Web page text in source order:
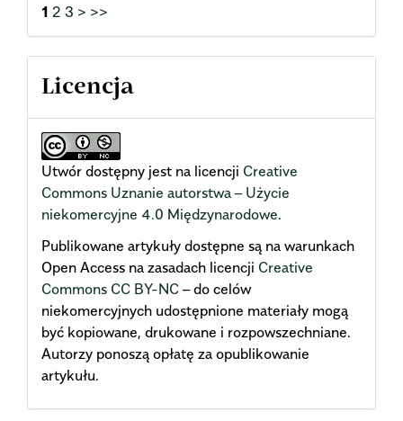
1 2 3 > >>
Licencja
Utwór dostępny jest na licencji Creative
Commons Uznanie autorstwa – Użycie
niekomercyjne 4.0 Międzynarodowe.
Publikowane artykuły dostępne są na warunkach
Open Access na zasadach licencji Creative
Commons CC BY-NC – do celów
niekomercyjnych udostępnione materiały mogą
być kopiowane, drukowane i rozpowszechniane.
Autorzy ponoszą opłatę za opublikowanie
artykułu.